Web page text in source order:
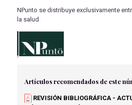
NPunto se distribuye exclusivamente
la salud
Artículos recomendados de este
REVISIÓN BIBLIOGRÁFICA -